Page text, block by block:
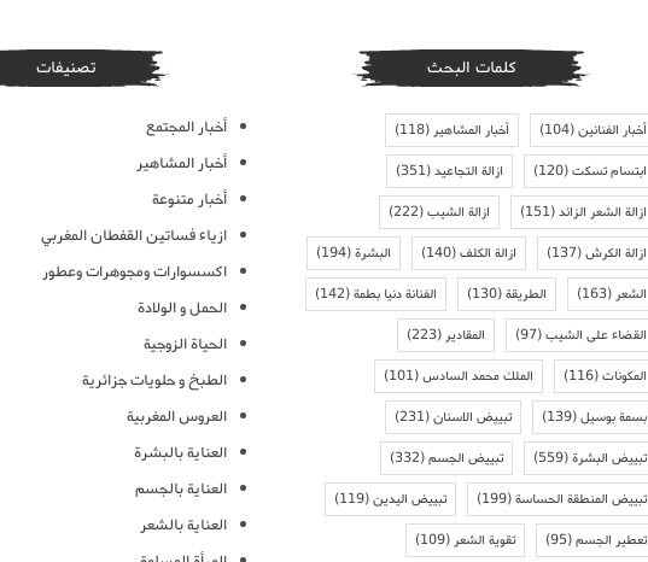
كلمات البحث
أخبار الفنانين(104) أخبار المشاهير(118)
ابتسام تسكت(120) ازالة التجاعيد(351)
ازالة الشعر الزائد(151) ازالة الشيب(222)
ازالة الكرش(137) ازالة الكلف(140) البشرة(194)
الشعر(163) الطريقة(130) الفنانة دنيا بطمة(142)
القضاء على الشيب(97) المقادير(223)
المكونات(116) الملك محمد السادس(101)
بسمة بوسيل(139) تبييض الاسنان(231)
تبييض البشرة(559) تبييض الجسم(332)
تبييض المنطقة الحساسة(199) تبييض اليدين(119)
تعطير الجسم(95) تقوية الشعر(109)
تصنيفات
أخبار المجتمع
أخبار المشاهير
أخبار متنوعة
ازياء فساتين القفطان المغربي
اكسسوارات ومجوهرات وعطور
الحمل و الولادة
الحياة الزوجية
الطبخ و حلويات جزائرية
العروس المغربية
العناية بالبشرة
العناية بالجسم
العناية بالشعر